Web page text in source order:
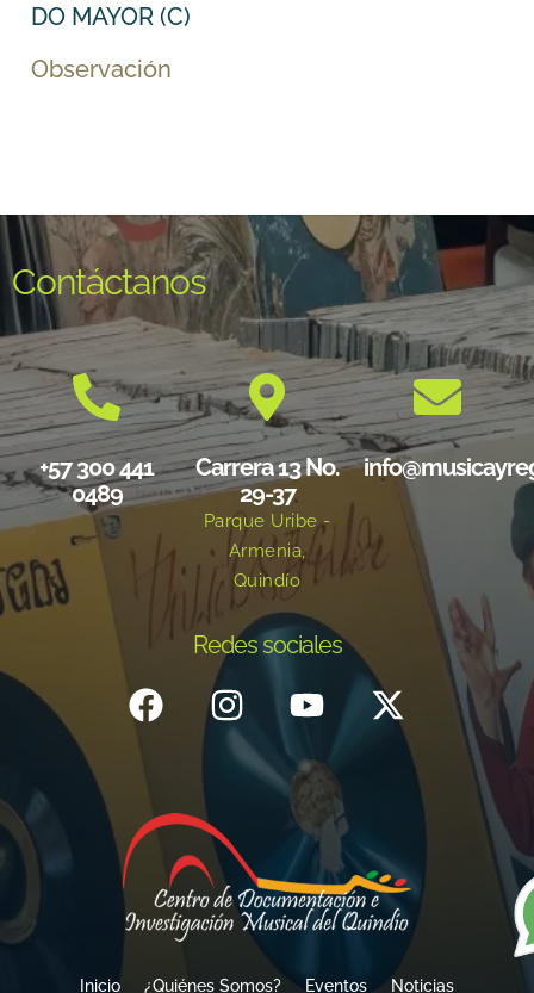
DO MAYOR (C)
Observación
Contáctanos
+57 300 441
0489
Carrera 13 No.
29-37
Parque Uribe -
Armenia,
Quindío
Redes sociales
Inicio ¿Quiénes Somos? Eventos Noticias